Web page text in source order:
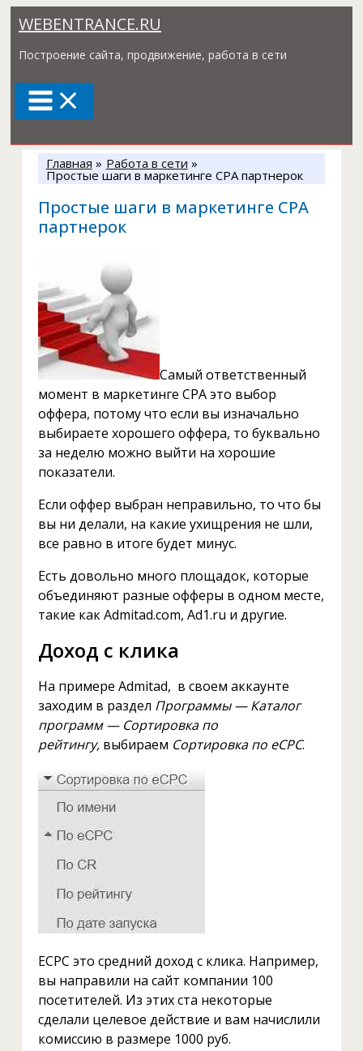
Перейти
содержимому
WEBENTRANCE.RU
Построение сайта, продвижение, работа в сети
Главная Работа в сети
Простые шаги в маркетинге CPA партнерок
Простые шаги в маркетинге CPA
партнерок
Самый ответственный
момент в маркетинге CPA это выбор
оффера, потому что если вы изначально
выбираете хорошего оффера, то буквально
за неделю можно выйти на хорошие
показатели.
Если оффер выбран неправильно, то что бы
вы ни делали, на какие ухищрения не шли,
все равно в итоге будет минус.
Есть довольно много площадок, которые
объединяют разные офферы в одном месте,
такие как Admitad.com, Ad1.ru и другие.
Доход с клика
На примере Admitad, в своем аккаунте
заходим в раздел Программы — Каталог
программ — Сортировка по
рейтингу, выбираем Сортировка по eCPC.
ECPC это средний доход с клика. Например,
вы направили на сайт компании 100
посетителей. Из этих ста некоторые
сделали целевое действие и вам начислили
комиссию в размере 1000 руб.